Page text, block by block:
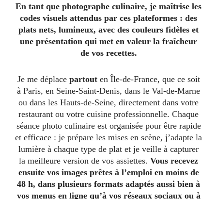
En tant que photographe culinaire, je maîtrise les
codes visuels attendus par ces plateformes : des
plats nets, lumineux, avec des couleurs fidèles et
une présentation qui met en valeur la fraîcheur
de vos recettes.
Je me déplace partouten Île-de-France, que ce soit
à Paris, en Seine-Saint-Denis, dans le Val-de-Marne
ou dans les Hauts-de-Seine, directement dans votre
restaurant ou votre cuisine professionnelle. Chaque
séance photo culinaire est organisée pour être rapide
et efficace : je prépare les mises en scène, j’adapte la
lumière à chaque type de plat et je veille à capturer
la meilleure version de vos assiettes. Vous recevez
ensuite vos images prêtes à l’emploi en moins de
48 h, dans plusieurs formats adaptés aussi bien à
vos menus en ligne qu’à vos réseaux sociaux ou à